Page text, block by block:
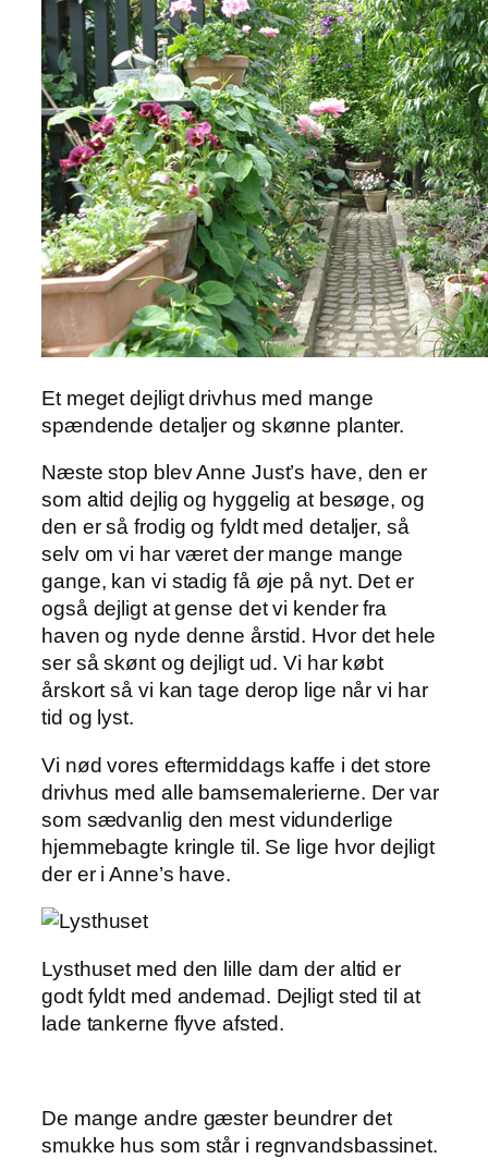
Et meget dejligt drivhus med mange
spændende detaljer og skønne planter.
Næste stop blev Anne Just’s have, den er
som altid dejlig og hyggelig at besøge, og
den er så frodig og fyldt med detaljer, så
selv om vi har været der mange mange
gange, kan vi stadig få øje på nyt. Det er
også dejligt at gense det vi kender fra
haven og nyde denne årstid. Hvor det hele
ser så skønt og dejligt ud. Vi har købt
årskort så vi kan tage derop lige når vi har
tid og lyst.
Vi nød vores eftermiddags kaffe i det store
drivhus med alle bamsemalerierne. Der var
som sædvanlig den mest vidunderlige
hjemmebagte kringle til. Se lige hvor dejligt
der er i Anne’s have.
Lysthuset med den lille dam der altid er
godt fyldt med andemad. Dejligt sted til at
lade tankerne flyve afsted.
De mange andre gæster beundrer det
smukke hus som står i regnvandsbassinet.